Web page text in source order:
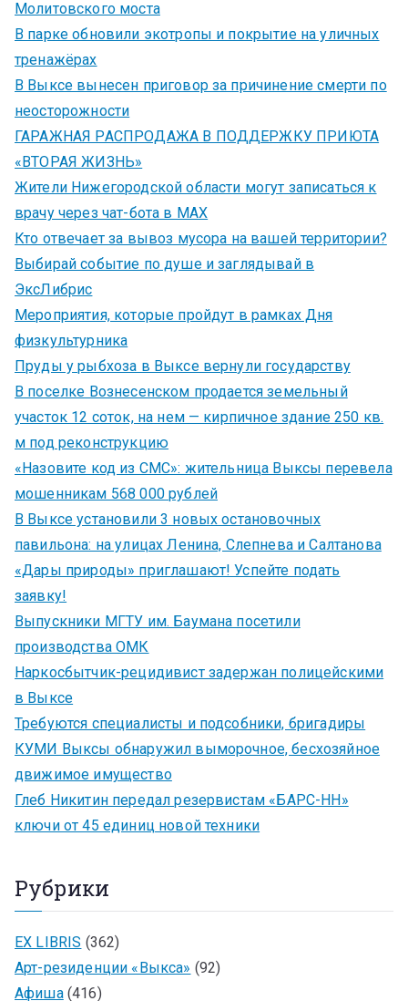
Молитовского моста
В парке обновили экотропы и покрытие на уличных
тренажёрах
В Выксе вынесен приговор за причинение смерти по
неосторожности
ГАРАЖНАЯ РАСПРОДАЖА В ПОДДЕРЖКУ ПРИЮТА
«ВТОРАЯ ЖИЗНЬ»
Жители Нижегородской области могут записаться к
врачу через чат-бота в MAX
Кто отвечает за вывоз мусора на вашей территории?
Выбирай событие по душе и заглядывай в
ЭксЛибрис
Мероприятия, которые пройдут в рамках Дня
физкультурника
Пруды у рыбхоза в Выксе вернули государству
В поселке Вознесенском продается земельный
участок 12 соток, на нем — кирпичное здание 250 кв.
м под реконструкцию
«Назовите код из СМС»: жительница Выксы перевела
мошенникам 568 000 рублей
В Выксе установили 3 новых остановочных
павильона: на улицах Ленина, Слепнева и Салтанова
«Дары природы» приглашают! Успейте подать
заявку!
Выпускники МГТУ им. Баумана посетили
производства ОМК
Наркосбытчик-рецидивист задержан полицейскими
в Выксе
Требуются специалисты и подсобники, бригадиры
КУМИ Выксы обнаружил выморочное, бесхозяйное
движимое имущество
Глеб Никитин передал резервистам «БАРС-НН»
ключи от 45 единиц новой техники
Рубрики
EX LIBRIS (362)
Арт-резиденции «Выкса» (92)
Афиша(416)